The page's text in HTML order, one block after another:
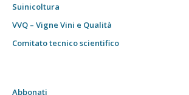
Suinicoltura
VVQ – Vigne Vini e Qualità
Comitato tecnico scientifico
Abbonati